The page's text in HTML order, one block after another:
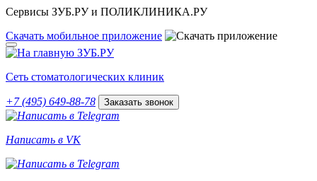
Сервисы ЗУБ.РУ и ПОЛИКЛИНИКА.РУ
Скачать мобильное приложение
Сеть стоматологических клиник
+7 (495) 649-88-78 Заказать звонок
Написать в VK